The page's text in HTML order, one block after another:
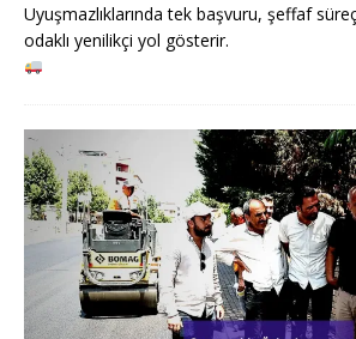
Uyuşmazlıklarında tek başvuru, şeffaf
odaklı yenilikçi yol gösterir.